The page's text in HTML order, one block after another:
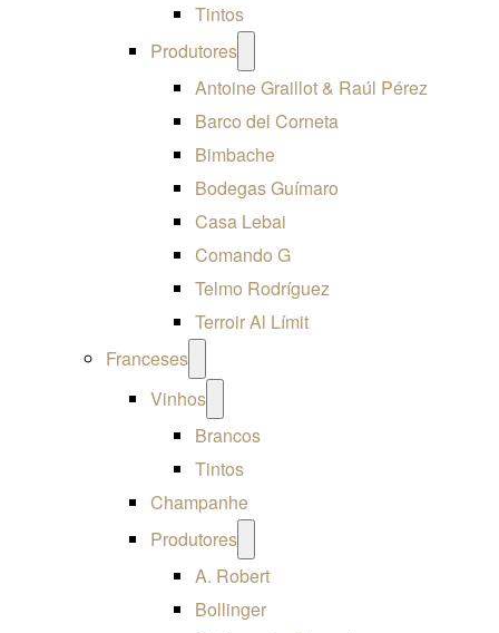
Tintos
Produtores
menu
Antoine Graillot & Raúl Pérez
Barco del Corneta
Bimbache
Bodegas Guímaro
Casa Lebai
Comando G
Telmo Rodríguez
Terroir Al Límit
Franceses
menu
Vinhos
menu
Brancos
Tintos
Champanhe
Produtores
menu
A. Robert
Bollinger